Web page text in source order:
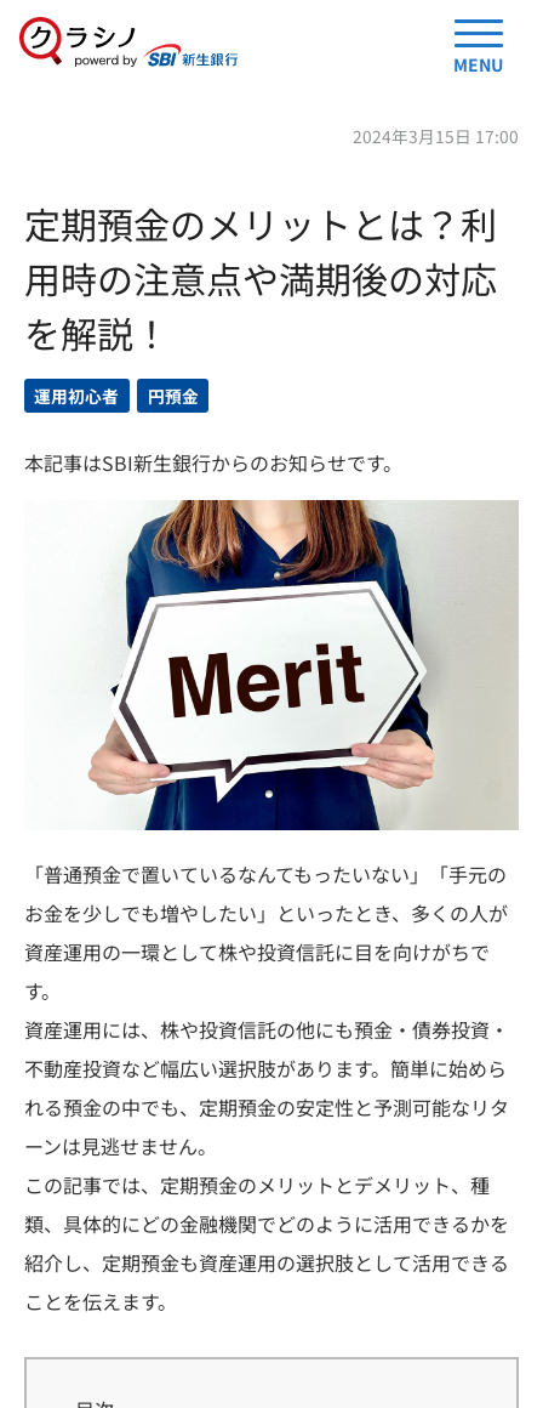
MENU
2024年3月15日 17:00
定期預金のメリットとは？利
用時の注意点や満期後の対応
を解説！
運用初心者 円預金
本記事はSBI新生銀行からのお知らせです。
「普通預金で置いているなんてもったいない」「手元の
お金を少しでも増やしたい」といったとき、多くの人が
資産運用の一環として株や投資信託に目を向けがちで
す。
資産運用には、株や投資信託の他にも預金・債券投資・
不動産投資など幅広い選択肢があります。簡単に始めら
れる預金の中でも、定期預金の安定性と予測可能なリタ
ーンは見逃せません。
この記事では、定期預金のメリットとデメリット、種
類、具体的にどの金融機関でどのように活用できるかを
紹介し、定期預金も資産運用の選択肢として活用できる
ことを伝えます。